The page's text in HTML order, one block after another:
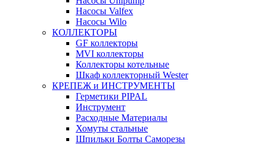
Насосы Valfex
Насосы Wilo
КОЛЛЕКТОРЫ
GF коллекторы
MVI коллекторы
Коллекторы котельные
Шкаф коллекторный Wester
КРЕПЕЖ и ИНСТРУМЕНТЫ
Герметики PIPAL
Инструмент
Расходные Материалы
Хомуты стальные
Шпильки Болты Саморезы